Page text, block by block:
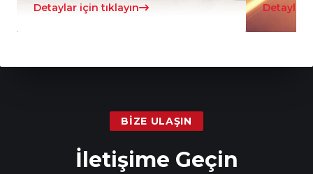
Detaylar için tıklayın Detaylar
BIZE ULAŞIN
İletişime Geçin